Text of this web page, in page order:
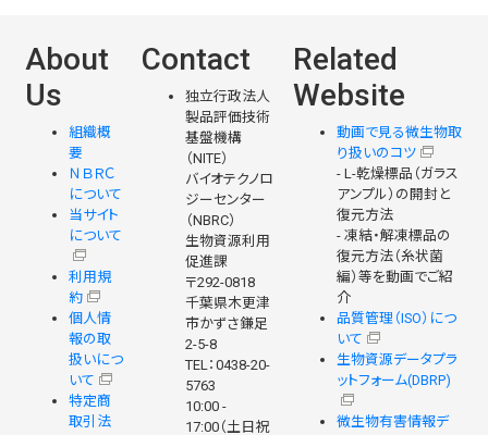
About
Us
組織概
要
ＮＢＲＣ
について
当サイト
について
利用規
約
個人情
報の取
扱いにつ
いて
特定商
取引法
Contact
独立行政法人
製品評価技術
基盤機構
（NITE）
バイオテクノロ
ジーセンター
（NBRC）
生物資源利用
促進課
〒292-0818
千葉県木更津
市かずさ鎌足
2-5-8
TEL：0438-20-
5763
10:00 -
17:00（土日祝
Related
Website
動画で見る微生物取
り扱いのコツ
- L-乾燥標品（ガラス
アンプル）の開封と
復元方法
- 凍結・解凍標品の
復元方法（糸状菌
編）等を動画でご紹
介
品質管理（ISO）につ
いて
生物資源データプラ
ットフォーム(DBRP)
微生物有害情報デ